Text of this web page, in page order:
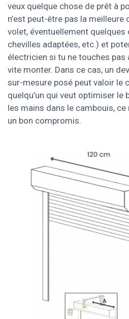
veux quelque chose de prêt à
n’est peut-être pas la meilleure
volet, éventuellement
chevilles adaptées, etc.) et
électricien si tu ne touches pas
vite monter. Dans ce cas, un
sur-mesure posé peut valoir le
quelqu’un qui veut optimiser le
les mains dans le cambouis,
un bon compromis.